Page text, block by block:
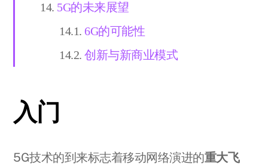
5G的未来展望
6G的可能性
创新与新商业模式
入门
5G技术的到来标志着移动网络演进的重大飞